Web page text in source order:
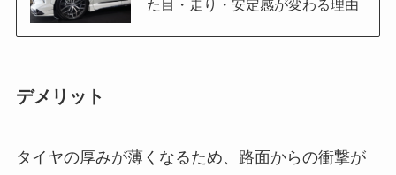
た目・走り・安定感が変わる理由
デメリット
タイヤの厚みが薄くなるため、路面からの衝撃が